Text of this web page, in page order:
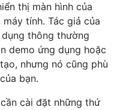
thị màn hình của
tính. Tác giả của
thông thường
demo ứng dụng hoặc
nhưng nó cũng phù
bạn.
cài đặt những thứ